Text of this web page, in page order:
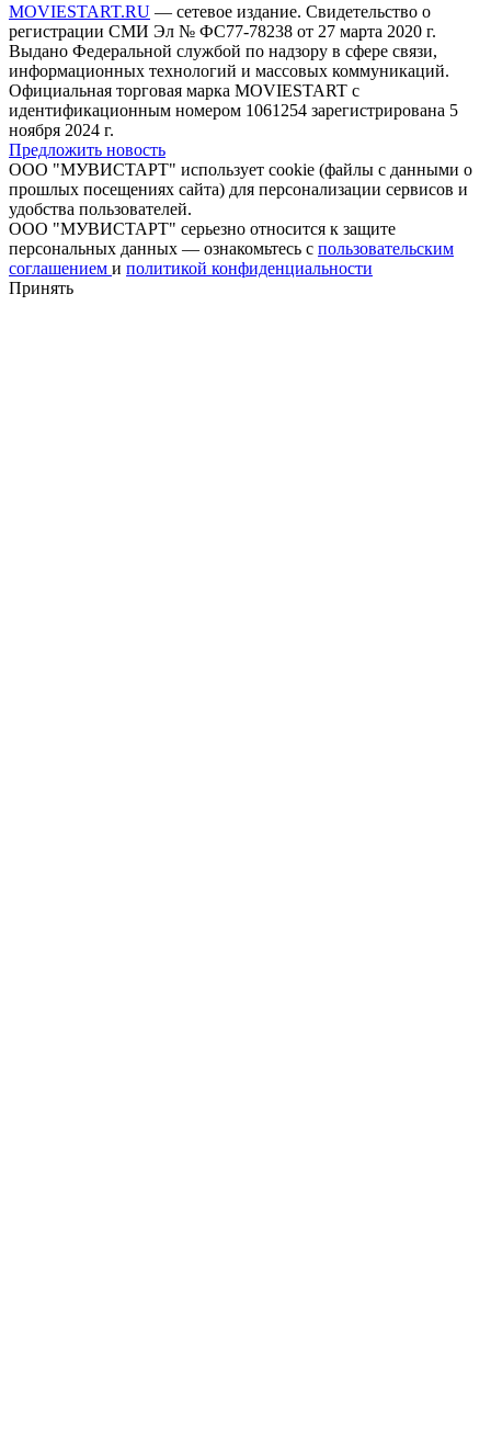
MOVIESTART.RU — сетевое издание. Свидетельство о
регистрации СМИ Эл № ФС77-78238 от 27 марта 2020 г.
Выдано Федеральной службой по надзору в сфере связи,
информационных технологий и массовых коммуникаций.
Официальная торговая марка MOVIESTART с
идентификационным номером 1061254 зарегистрирована 5
ноября 2024 г.
Предложить новость
ООО "МУВИСТАРТ" использует cookie (файлы с данными о
прошлых посещениях сайта) для персонализации сервисов и
удобства пользователей.
ООО "МУВИСТАРТ" серьезно относится к защите
персональных данных — ознакомьтесь с пользовательским
соглашением и политикой конфиденциальности
Принять